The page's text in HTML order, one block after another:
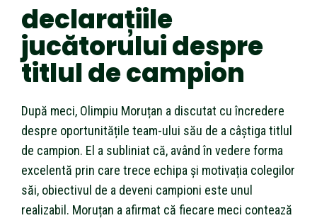
declarațiile
jucătorului despre
titlul de campion
După meci, Olimpiu Moruțan a discutat cu încredere
despre oportunitățile team-ului său de a câștiga titlul
de campion. El a subliniat că, având în vedere forma
excelentă prin care trece echipa și motivația colegilor
săi, obiectivul de a deveni campioni este unul
realizabil. Moruțan a afirmat că fiecare meci contează